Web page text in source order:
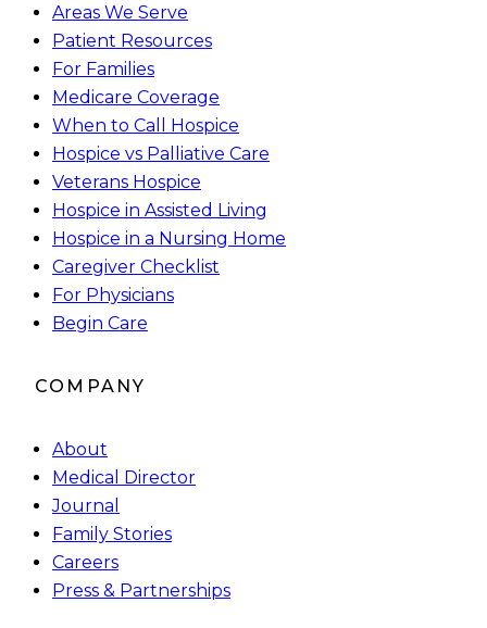
Areas We Serve
Patient Resources
For Families
Medicare Coverage
When to Call Hospice
Hospice vs Palliative Care
Veterans Hospice
Hospice in Assisted Living
Hospice in a Nursing Home
Caregiver Checklist
For Physicians
Begin Care
COMPANY
About
Medical Director
Journal
Family Stories
Careers
Press & Partnerships